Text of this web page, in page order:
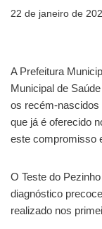
22 de janeiro de
A Prefeitura
Municipal de
os recém-nascidos
que já é oferecido
este compromisso
O Teste do
diagnóstico
realizado nos